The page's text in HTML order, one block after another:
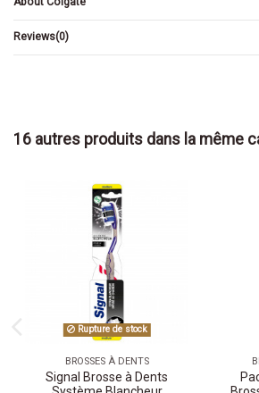
Reviews(0)
16 autres produits dans la même
Rupture de stock
BROSSES À DENTS
Signal Brosse à Dents